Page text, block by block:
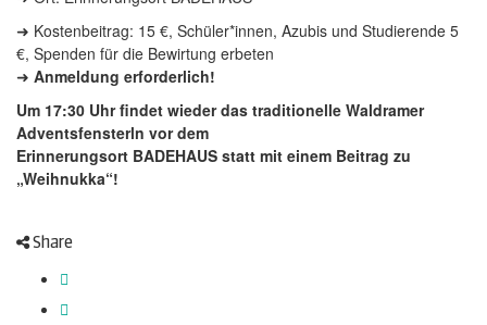
➜ Kostenbeitrag: 15 €, Schüler*innen, Azubis und Studierende 5
€, Spenden für die Bewirtung erbeten
➜ Anmeldung erforderlich!
Um 17:30 Uhr findet wieder das traditionelle Waldramer
Adventsfensterln vor dem
Erinnerungsort BADEHAUS statt mit einem Beitrag zu
„Weihnukka“!
Share